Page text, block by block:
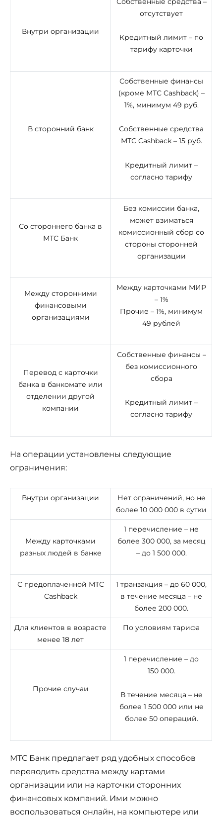
Внутри организации
отсутствует
Кредитный лимит – по
тарифу карточки
В сторонний банк
Собственные финансы
(кроме МТС Cashback) –
1%, минимум 49 руб.
Собственные средства
МТС Cashback – 15 руб.
Кредитный лимит –
согласно тарифу
Со стороннего банка в
МТС Банк
Без комиссии банка,
может взиматься
комиссионный сбор со
стороны сторонней
организации
Между сторонними
финансовыми
организациями
Между карточками МИР
– 1%
Прочие – 1%, минимум
49 рублей
Перевод с карточки
банка в банкомате или
отделении другой
компании
Собственные финансы –
без комиссионного
сбора
Кредитный лимит –
согласно тарифу
На операции установлены следующие
ограничения:
Внутри организации
Нет ограничений, но не
более 10 000 000 в сутки
Между карточками
разных людей в банке
1 перечисление – не
более 300 000, за месяц
– до 1 500 000.
С предоплаченной МТС
Cashback
1 транзакция – до 60 000,
в течение месяца – не
более 200 000.
Для клиентов в возрасте
менее 18 лет
По условиям тарифа
Прочие случаи
1 перечисление – до
150 000.
В течение месяца – не
более 1 500 000 или не
более 50 операций.
МТС Банк предлагает ряд удобных способов
переводить средства между картами
организации или на карточки сторонних
финансовых компаний. Ими можно
воспользоваться онлайн, на компьютере или